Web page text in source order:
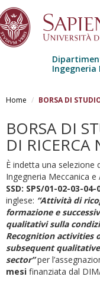
Ingegneria
Home BORSA DI
BORSA DI
DI
È indetta una selezione
Ingegneria Meccanica
SSD: SPS/01-02-03-04-
inglese: “Attività di
formazione e
qualitativi sulla
Recognition activities
subsequent
sector”per
mesi finanziata dal